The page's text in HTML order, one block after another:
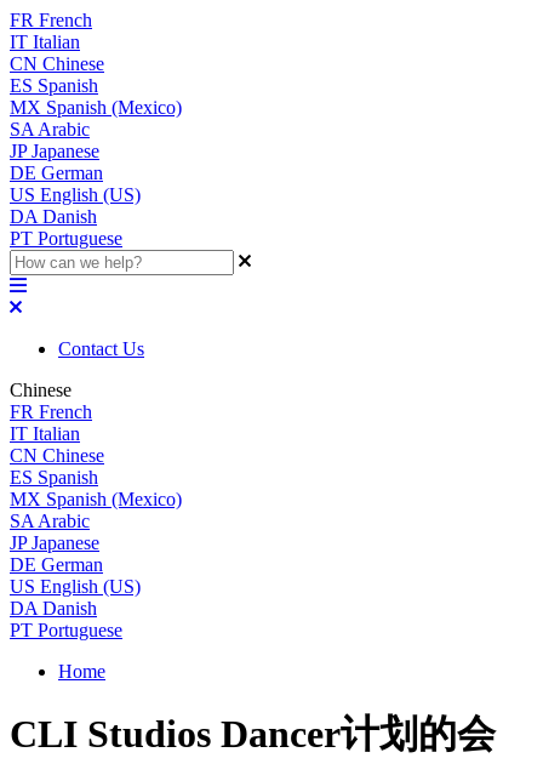
FR French
IT Italian
CN Chinese
ES Spanish
MX Spanish (Mexico)
SA Arabic
JP Japanese
DE German
US English (US)
DA Danish
PT Portuguese
Contact Us
Chinese
FR French
IT Italian
CN Chinese
ES Spanish
MX Spanish (Mexico)
SA Arabic
JP Japanese
DE German
US English (US)
DA Danish
PT Portuguese
Home
CLI Studios Dancer计划的会